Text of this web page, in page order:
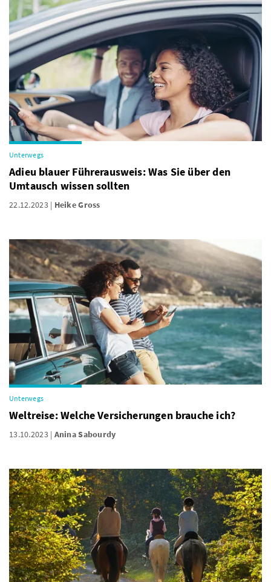
Unterwegs
Adieu blauer Führerausweis: Was Sie über den
Umtausch wissen sollten
22.12.2023 Heike Gross
Unterwegs
Weltreise: Welche Versicherungen brauche ich?
13.10.2023 Anina Sabourdy